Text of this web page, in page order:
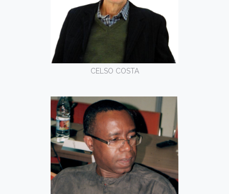
CELSO COSTA